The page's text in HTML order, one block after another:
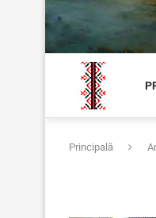
Principală